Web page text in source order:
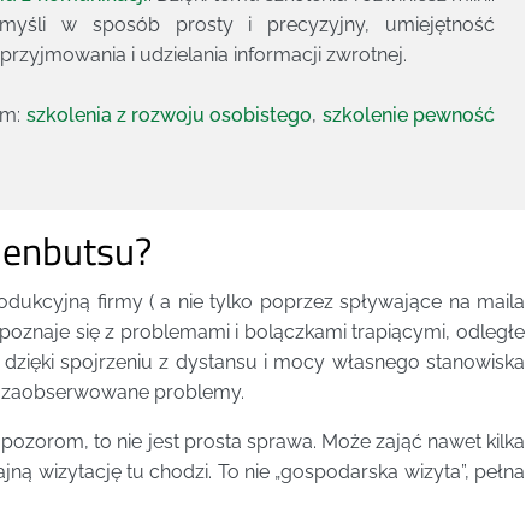
w sposób prosty i precyzyjny, umiejętność
i udzielania informacji zwrotnej.
szkolenia z rozwoju osobistego, szkolenie pewność
firmy ( a nie tylko poprzez spływające na maila
się z problemami i bolączkami trapiącymi, odległe
spojrzeniu z dystansu i mocy własnego stanowiska
problemy.
to nie jest prosta sprawa. Może zająć nawet kilka
wizytację tu chodzi. To nie „gospodarska wizyta”, pełna